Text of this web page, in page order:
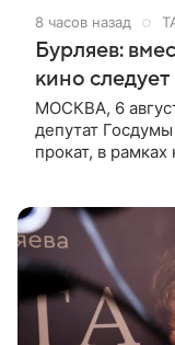
8 часов назад
Бурляев:
кино
МОСКВА, 6
депутат
прокат, в